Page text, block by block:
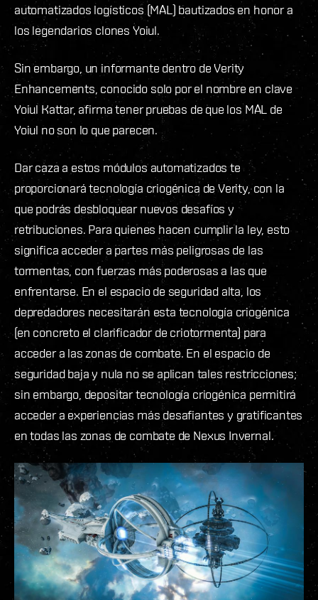
automatizados logísticos (MAL) bautizados en honor a
los legendarios clones Yoiul.
Sin embargo, un informante dentro de Verity
Enhancements, conocido solo por el nombre en clave
Yoiul Kattar, afirma tener pruebas de que los MAL de
Yoiul no son lo que parecen.
Dar caza a estos módulos automatizados te
proporcionará tecnología criogénica de Verity, con la
que podrás desbloquear nuevos desafíos y
retribuciones. Para quienes hacen cumplir la ley, esto
significa acceder a partes más peligrosas de las
tormentas, con fuerzas más poderosas a las que
enfrentarse. En el espacio de seguridad alta, los
depredadores necesitarán esta tecnología criogénica
(en concreto el clarificador de criotormenta) para
acceder a las zonas de combate. En el espacio de
seguridad baja y nula no se aplican tales restricciones;
sin embargo, depositar tecnología criogénica permitirá
acceder a experiencias más desafiantes y gratificantes
en todas las zonas de combate de Nexus Invernal.